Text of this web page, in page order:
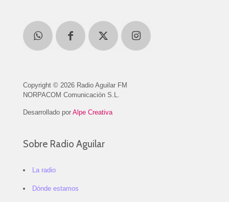
Copyright © 2026 Radio Aguilar FM
NORPACOM Comunicación S.L.
Desarrollado por Alpe Creativa
Sobre Radio Aguilar
La radio
Dónde estamos